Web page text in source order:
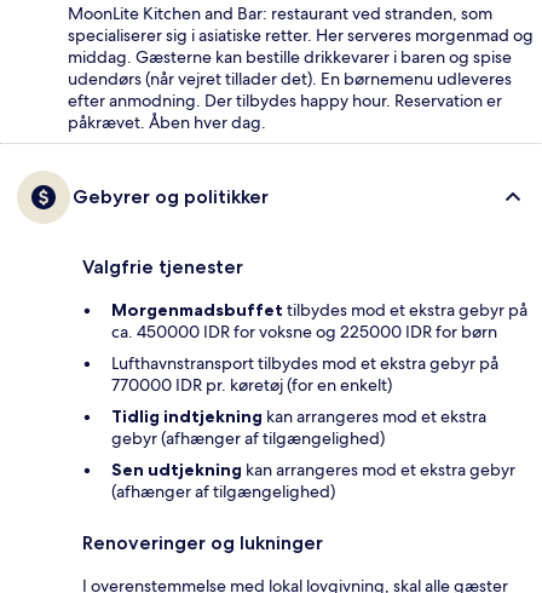
MoonLite Kitchen and Bar: restaurant ved stranden, som
specialiserer sig i asiatiske retter. Her serveres morgenmad og
middag. Gæsterne kan bestille drikkevarer i baren og spise
udendørs (når vejret tillader det). En børnemenu udleveres
efter anmodning. Der tilbydes happy hour. Reservation er
påkrævet. Åben hver dag.
Gebyrer og politikker
Valgfrie tjenester
Morgenmadsbuffet tilbydes mod et ekstra gebyr på
ca. 450000 IDR for voksne og 225000 IDR for børn
Lufthavnstransport tilbydes mod et ekstra gebyr på
770000 IDR pr. køretøj (for en enkelt)
Tidlig indtjekning kan arrangeres mod et ekstra
gebyr (afhænger af tilgængelighed)
Sen udtjekning kan arrangeres mod et ekstra gebyr
(afhænger af tilgængelighed)
Renoveringer og lukninger
I overenstemmelse med lokal lovgivning, skal alle gæster